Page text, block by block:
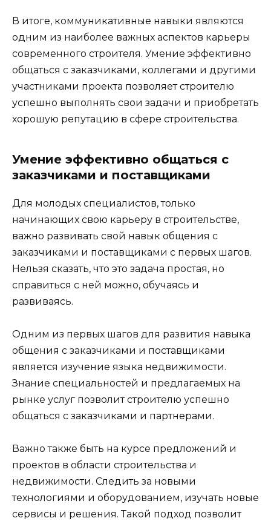
В итоге, коммуникативные навыки являются
одним из наиболее важных аспектов карьеры
современного строителя. Умение эффективно
общаться с заказчиками, коллегами и другими
участниками проекта позволяет строителю
успешно выполнять свои задачи и приобретать
хорошую репутацию в сфере строительства.
Умение эффективно общаться с
заказчиками и поставщиками
Для молодых специалистов, только
начинающих свою карьеру в строительстве,
важно развивать свой навык общения с
заказчиками и поставщиками с первых шагов.
Нельзя сказать, что это задача простая, но
справиться с ней можно, обучаясь и
развиваясь.
Одним из первых шагов для развития навыка
общения с заказчиками и поставщиками
является изучение языка недвижимости.
Знание специальностей и предлагаемых на
рынке услуг позволит строителю успешно
общаться с заказчиками и партнерами.
Важно также быть на курсе предложений и
проектов в области строительства и
недвижимости. Следить за новыми
технологиями и оборудованием, изучать новые
сервисы и решения. Такой подход позволит